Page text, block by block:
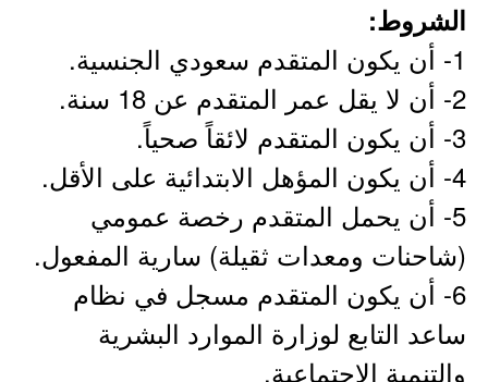
الشروط:
1- أن يكون المتقدم سعودي الجنسية.
2- أن لا يقل عمر المتقدم عن 18 سنة.
3- أن يكون المتقدم لائقاً صحياً.
4- أن يكون المؤهل الابتدائية على الأقل.
5- أن يحمل المتقدم رخصة عمومي
(شاحنات ومعدات ثقيلة) سارية المفعول.
6- أن يكون المتقدم مسجل في نظام
ساعد التابع لوزارة الموارد البشرية
والتنمية الاجتماعية.